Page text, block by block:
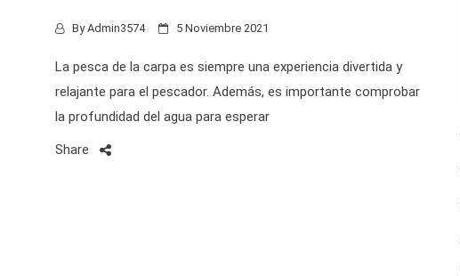
ByAdmin3574 5 Noviembre 2021
La pesca de la carpa es siempre una experiencia divertida y
relajante para el pescador. Además, es importante comprobar
la profundidad del agua para esperar
Share